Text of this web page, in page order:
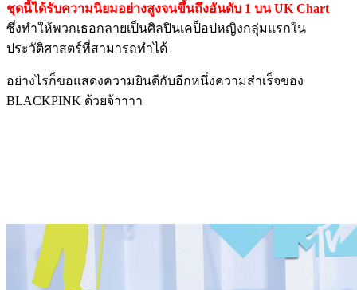
ชุดนี้ได้รับความนิยมอย่างสูงจนขึ้นถึงอันดับ 1 บน UK Chart
ซึ่งทำให้พวกเธอกลายเป็นศิลปินเคป็อปหญิงกลุ่มแรกใน
ประวัติศาสตร์ที่สามารถทำได้
อย่างไรก็ขอแสดงความยินดีกับอีกหนึ่งความสำเร็จของ
BLACKPINK ด้วยจ้าาาา